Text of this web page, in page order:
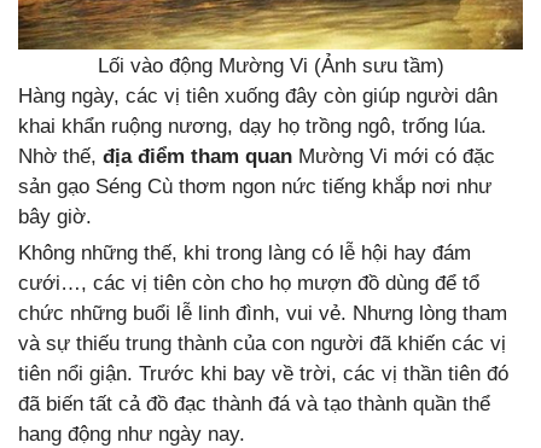
Lối vào động Mường Vi (Ảnh sưu tầm)
Hàng ngày, các vị tiên xuống đây còn giúp người dân
khai khẩn ruộng nương, dạy họ trồng ngô, trống lúa.
Nhờ thế, địa điểm tham quan Mường Vi mới có đặc
sản gạo Séng Cù thơm ngon nức tiếng khắp nơi như
bây giờ.
Không những thế, khi trong làng có lễ hội hay đám
cưới…, các vị tiên còn cho họ mượn đồ dùng để tổ
chức những buổi lễ linh đình, vui vẻ. Nhưng lòng tham
và sự thiếu trung thành của con người đã khiến các vị
tiên nổi giận. Trước khi bay về trời, các vị thần tiên đó
đã biến tất cả đồ đạc thành đá và tạo thành quần thể
hang động như ngày nay.